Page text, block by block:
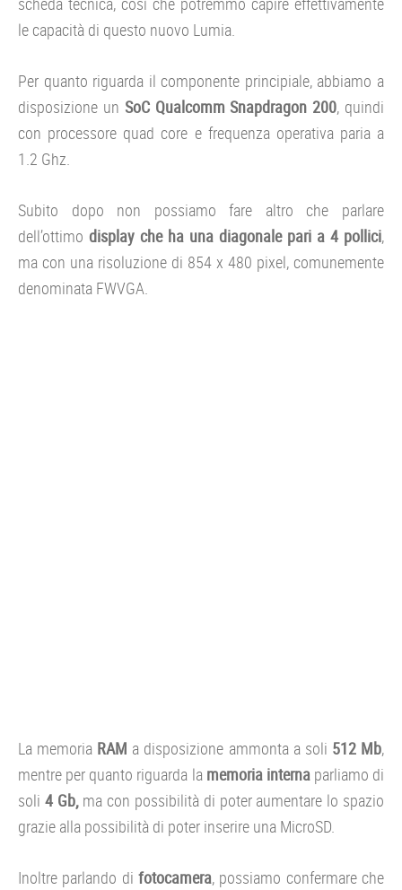
le capacità di questo nuovo Lumia.
Per quanto riguarda il componente principiale, abbiamo a
disposizione un SoC Qualcomm Snapdragon 200, quindi
con processore quad core e frequenza operativa paria a
1.2 Ghz.
Subito dopo non possiamo fare altro che parlare
dell’ottimo display che ha una diagonale pari a 4 pollici,
ma con una risoluzione di 854 x 480 pixel, comunemente
denominata FWVGA.
La memoria RAM a disposizione ammonta a soli 512 Mb,
mentre per quanto riguarda la memoria internaparliamo di
soli 4 Gb,ma con possibilità di poter aumentare lo spazio
grazie alla possibilità di poter inserire una MicroSD.
Inoltre parlando di fotocamera, possiamo confermare che